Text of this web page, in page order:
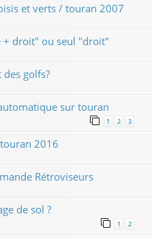
et verts / touran 2007
+ droit" ou seul "droit"
golfs?
sur touran
1 2 3
2016
Rétroviseurs
de sol ?
1 2